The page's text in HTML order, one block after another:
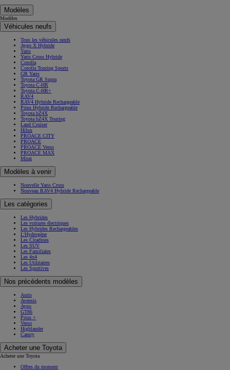
Modèles
Modèles
Véhicules neufs
Tous les véhicules neufs
Aygo X Hybride
Yaris
Yaris Cross Hybride
Corolla
Corolla Touring Sports
GR Yaris
Toyota GR Supra
Toyota C-HR
Toyota C-HR+
RAV4
RAV4 Hybride Rechargeable
Prius Hybride Rechargeable
Toyota bZ4X
Toyota bZ4X Touring
Land Cruiser
Hilux
PROACE CITY
PROACE
PROACE Verso
PROACE MAX
Mirai
Modèles à venir
Nouvelle Yaris Cross
Nouveau RAV4 Hybride Rechargeable
Les catégories
Les Hybrides
Les voitures électriques
Les Hybrides Rechargeables
L'Hydrogène
Les Citadines
Les SUV
Les Familiales
Les 4x4
Les Utilitaires
Les Sportives
Nos précédents modèles
Auris
Avensis
Aygo
GT86
Prius +
Verso
Highlander
Camry
Acheter une Toyota
Acheter une Toyota
Offres du moment